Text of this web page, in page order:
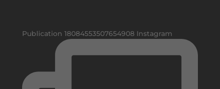
Publication 18084553507654908 Instagram